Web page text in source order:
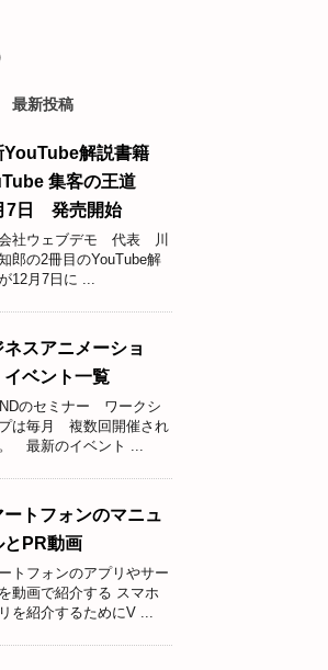
最新投稿
YouTube解説書籍
集客の王道
7日 発売開始
社ウェブデモ 代表 川
郎の2冊目のYouTube解
12月7日に ...
ネスアニメーショ
ベント一覧
のセミナー ワークシ
は毎月 複数回開催され
最新のイベント ...
ートフォンのマニュ
とPR動画
トフォンのアプリやサー
動画で紹介する スマホ
を紹介するためにV ...